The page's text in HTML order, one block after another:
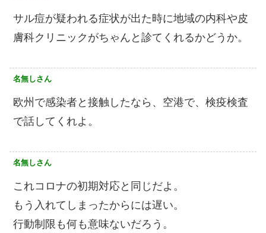
サル痘が疑われる症状が出た時に地域の内科や皮
膚科クリニックがちゃんと診てくれるかどうか。
名無しさん
欧州で感染者と接触したなら、空港で、検疫検査
で話してくれよ。
名無しさん
これコロナの初期対応と同じだよ。
もう入れてしまったからには遅い。
行動制限も何も意味ないだろう。